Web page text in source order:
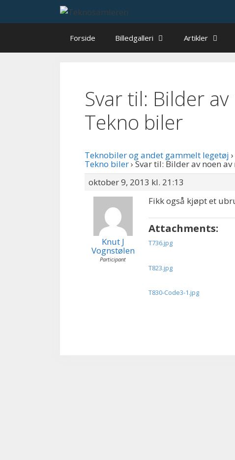
Forside Billedgalleri Artikler
Svar til: Bilder
Tekno biler
Teknobiler og andet gammelt legetøj ›
Tekno biler› Svar til: Bilder av noen
oktober 9, 2013 kl. 21:13
Knut J
Vognstølen
Participant
Fikk også kjøpt et
Attachments:
T736.jpg
T823.jpg
T830-Code3-1.jpg